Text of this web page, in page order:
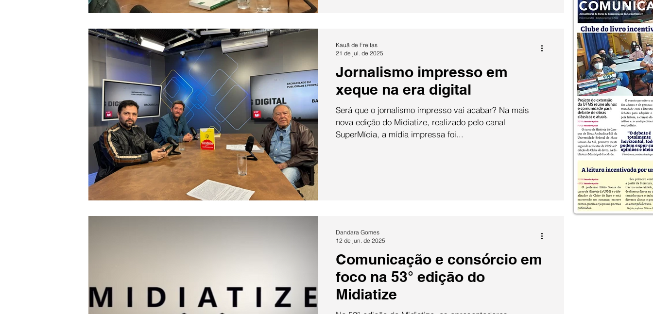
Jornalismo impresso em
xeque na era digital
Será que o jornalismo impresso vai acabar? Na mais
nova edição do Midiatize, realizado pelo canal
SuperMídia, a mídia impressa foi...
Kauã de Freitas
21 de jul. de 2025
Comunicação e consórcio em
foco na 53° edição do
Midiatize
Dandara Gomes
12 de jun. de 2025